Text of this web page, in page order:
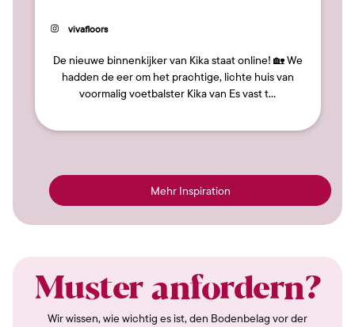
Beitrag
von
vivafloors
De nieuwe binnenkijker van Kika staat online! 🏡 We
hadden de eer om het prachtige, lichte huis van
voormalig voetbalster Kika van Es vast t…
Mehr Inspiration
Muster anfordern?
Wir wissen, wie wichtig es ist, den Bodenbelag vor der